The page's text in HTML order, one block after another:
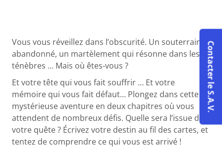
Vous vous réveillez dans l’obscurité. Un souterrain
abandonné, un martèlement qui résonne dans les
ténèbres … Mais où êtes-vous ?
Et votre tête qui vous fait souffrir … Et votre
mémoire qui vous fait défaut… Plongez dans cette
mystérieuse aventure en deux chapitres où vous
attendent de nombreux défis. Quelle sera l’issue de
votre quête ? Écrivez votre destin au fil des cartes, et
tentez de comprendre ce qui vous est arrivé !
Contacter le S.A.V.